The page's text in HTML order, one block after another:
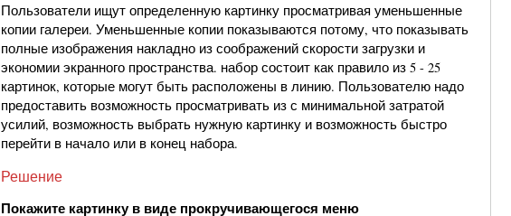
Пользователи ищут определенную картинку просматривая уменьшенные
копии галереи. Уменьшенные копии показываются потому, что показывать
полные изображения накладно из соображений скорости загрузки и
экономии экранного пространства. набор состоит как правило из 5 - 25
картинок, которые могут быть расположены в линию. Пользователю надо
предоставить возможность просматривать из с минимальной затратой
усилий, возможность выбрать нужную картинку и возможность быстро
перейти в начало или в конец набора.
Решение
Покажите картинку в виде прокручивающегося меню